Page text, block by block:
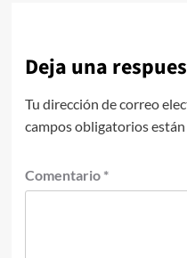
Deja una
Tu dirección de correo
campos obligatorios
Comentario *